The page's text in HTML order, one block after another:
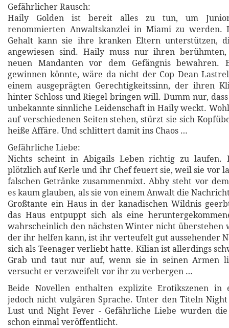
Gefährlicher Rausch:
Haily Golden ist bereit alles zu tun, um
renommierten Anwaltskanzlei in Miami zu werden.
Gehalt kann sie ihre kranken Eltern unterstützen,
angewiesen sind. Haily muss nur ihren
neuen Mandanten vor dem Gefängnis bewahren.
gewinnen könnte, wäre da nicht der Cop Dean
einem ausgeprägten Gerechtigkeitssinn, der ihren
hinter Schloss und Riegel bringen will. Dumm nur,
unbekannte sinnliche Leidenschaft in Haily weckt. Wohl
auf verschiedenen Seiten stehen, stürzt sie sich
heiße Affäre. Und schlittert damit ins Chaos …
Gefährliche Liebe:
Nichts scheint in Abigails Leben richtig zu laufen.
plötzlich auf Kerle und ihr Chef feuert sie, weil sie vor
falschen Getränke zusammenmixt. Abby steht vor
es kaum glauben, als sie von einem Anwalt die
Großtante ein Haus in der kanadischen Wildnis
das Haus entpuppt sich als eine
wahrscheinlich den nächsten Winter nicht überstehen
der ihr helfen kann, ist ihr verteufelt gut aussehender
sich als Teenager verliebt hatte. Kilian ist allerdings
Grab und taut nur auf, wenn sie in seinen Armen
versucht er verzweifelt vor ihr zu verbergen …
Beide Novellen enthalten explizite Erotikszenen in
jedoch nicht vulgären Sprache. Unter den Titeln
Lust und Night Fever - Gefährliche Liebe wurden
schon einmal veröffentlicht.